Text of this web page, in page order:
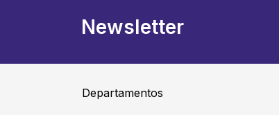
Newsletter
Departamentos